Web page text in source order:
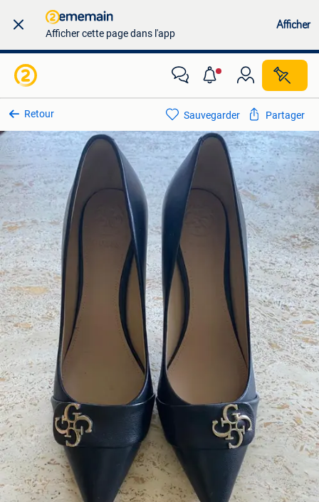
Afficher cette page dans l'app
Afficher
Retour Sauvegarder Partager